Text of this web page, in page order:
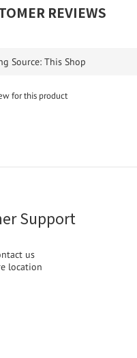
REVIEWS
for this product
Support
us
location